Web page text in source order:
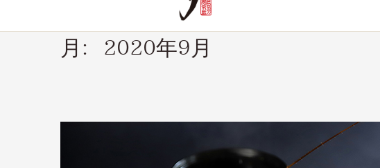
月: 2020年9月